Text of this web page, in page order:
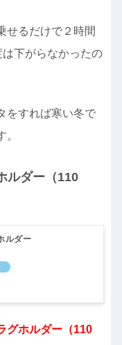
せるだけで２時間
下がらなかったの
をすれば寒い冬で
ルダー（110
ルダー
グホルダー（110